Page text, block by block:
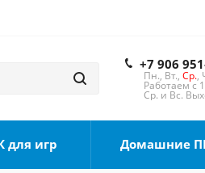
+7 906
Пн., Вт., Ср.,
Работаем с
Ср. и Вс.
для игр Домашние